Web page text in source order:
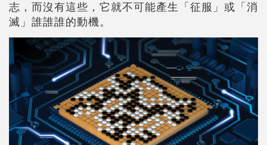
志，而沒有這些，它就不可能產生「征服」或「消
滅」誰誰誰的動機。